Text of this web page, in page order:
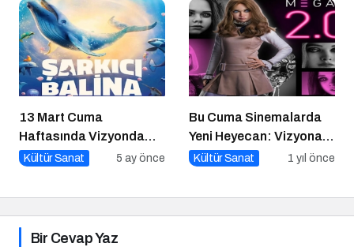
13 Mart Cuma
Haftasında Vizyonda
Hangi Filmler Var?
Kültür Sanat 5 ay önce
Bu Cuma Sinemalarda
Yeni Heyecan: Vizyona
Girecek Filmler Belli
Kültür Sanat 1 yıl önce
Bir Cevap Yaz